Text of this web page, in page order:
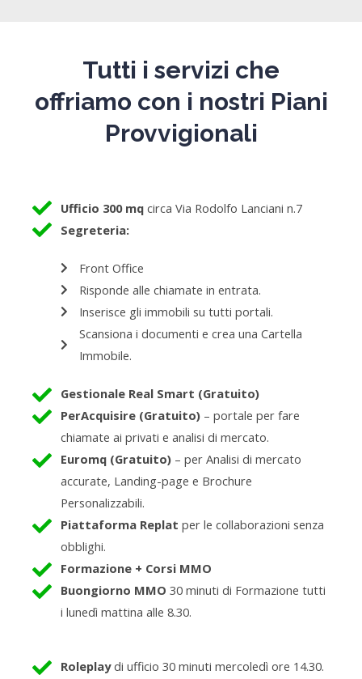
Tutti i servizi che
offriamo con i nostri Piani
Provvigionali
Ufficio 300 mq circa Via Rodolfo Lanciani n.7
Segreteria:
Front Office
Risponde alle chiamate in entrata.
Inserisce gli immobili su tutti portali.
Scansiona i documenti e crea una Cartella
Immobile.
Gestionale Real Smart (Gratuito)
PerAcquisire (Gratuito) – portale per fare
chiamate ai privati e analisi di mercato.
Euromq (Gratuito) – per Analisi di mercato
accurate, Landing-page e Brochure
Personalizzabili.
Piattaforma Replat per le collaborazioni senza
obblighi.
Formazione + Corsi MMO
Buongiorno MMO 30 minuti di Formazione tutti
i lunedì mattina alle 8.30.
Roleplaydi ufficio 30 minuti mercoledì ore 14.30.